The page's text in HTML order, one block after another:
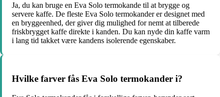
Ja, du kan bruge en Eva Solo termokande til at brygge og
servere kaffe. De fleste Eva Solo termokander er designet med
en bryggeenhed, der giver dig mulighed for nemt at tilberede
friskbrygget kaffe direkte i kanden. Du kan nyde din kaffe varm
i lang tid takket være kandens isolerende egenskaber.
Hvilke farver fås Eva Solo termokander i?